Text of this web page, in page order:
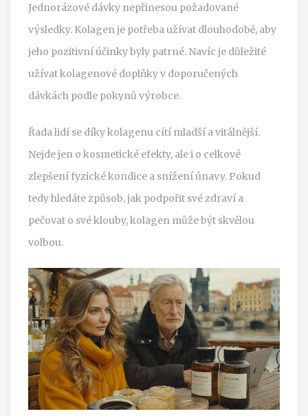
Jednorázové dávky nepřinesou požadované
výsledky. Kolagen je potřeba užívat dlouhodobě, aby
jeho pozitivní účinky byly patrné. Navíc je důležité
užívat kolagenové doplňky v doporučených
dávkách podle pokynů výrobce.
Řada lidí se díky kolagenu cítí mladší a vitálnější.
Nejde jen o kosmetické efekty, ale i o celkové
zlepšení fyzické kondice a snížení únavy. Pokud
tedy hledáte způsob, jak podpořit své zdraví a
pečovat o své klouby, kolagen může být skvělou
volbou.